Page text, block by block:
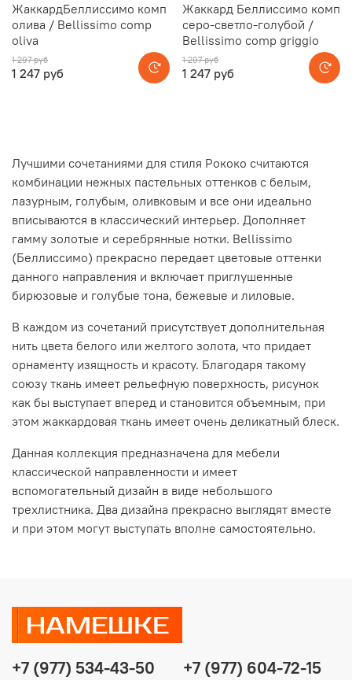
ЖаккардБеллиссимо комп
олива / Bellissimo comp
oliva
1 297 руб
1 247 руб
Жаккард Беллиссимо комп
серо-светло-голубой /
Bellissimo comp griggio
1 297 руб
1 247 руб
Лучшими сочетаниями для стиля Рококо считаются
комбинации нежных пастельных оттенков с белым,
лазурным, голубым, оливковым и все они идеально
вписываются в классический интерьер. Дополняет
гамму золотые и серебрянные нотки. Bellissimo
(Беллиссимо) прекрасно передает цветовые оттенки
данного направления и включает приглушенные
бирюзовые и голубые тона, бежевые и лиловые.
В каждом из сочетаний присутствует дополнительная
нить цвета белого или желтого золота, что придает
орнаменту изящность и красоту. Благодаря такому
союзу ткань имеет рельефную поверхность, рисунок
как бы выступает вперед и становится объемным, при
этом жаккардовая ткань имеет очень деликатный блеск.
Данная коллекция предназначена для мебели
классической направленности и имеет
вспомогательный дизайн в виде небольшого
трехлистника. Два дизайна прекрасно выглядят вместе
и при этом могут выступать вполне самостоятельно.
+7 (977) 534-43-50 +7 (977) 604-72-15